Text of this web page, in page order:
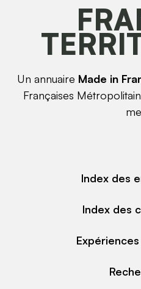
Un annuaire Made in
Françaises
Index des
Index des